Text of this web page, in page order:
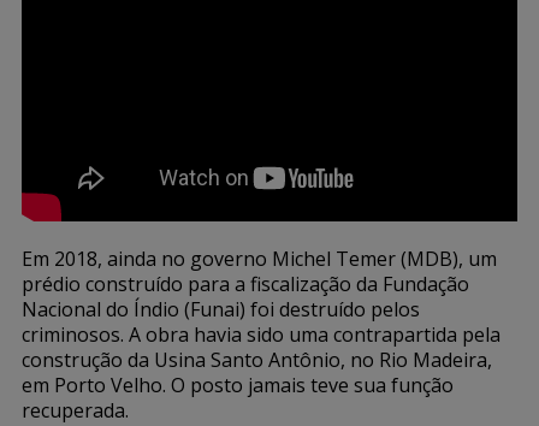
Em 2018, ainda no governo Michel Temer (MDB), um
prédio construído para a fiscalização da Fundação
Nacional do Índio (Funai) foi destruído pelos
criminosos. A obra havia sido uma contrapartida pela
construção da Usina Santo Antônio, no Rio Madeira,
em Porto Velho. O posto jamais teve sua função
recuperada.